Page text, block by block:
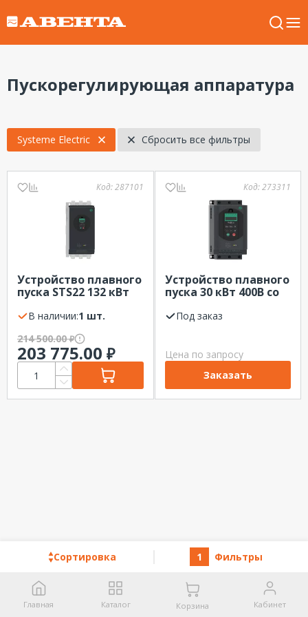
Пускорегулирующая аппаратура
Сортировка 1 Фильтры
Systeme Electric Сбросить все фильтры
Код:287101
Устройство плавного
пуска STS22 132 кВт
байпасным
Systeme Electric
В наличии:
1 шт.
214 500.00₽
203 775.00 ₽
Код:273311
Устройство плавного
пуска 30 кВт 400В со
контактором
Под заказ
Цена по запросу
Заказать
Главная Каталог Корзина Кабинет